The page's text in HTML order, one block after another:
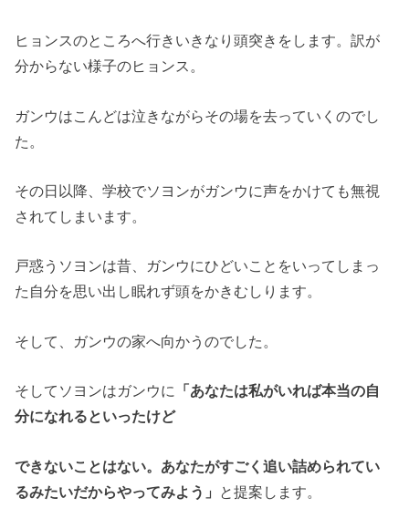
ヒョンスのところへ行きいきなり頭突きをします。訳が
分からない様子のヒョンス。
ガンウはこんどは泣きながらその場を去っていくのでし
た。
その日以降、学校でソヨンがガンウに声をかけても無視
されてしまいます。
戸惑うソヨンは昔、ガンウにひどいことをいってしまっ
た自分を思い出し眠れず頭をかきむしります。
そして、ガンウの家へ向かうのでした。
そしてソヨンはガンウに
「あなたは私がいれば本当の自
分になれるといったけど
できないことはない。あなたがすごく追い詰められてい
るみたいだからやってみよう」
と提案します。